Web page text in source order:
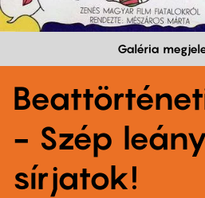
Galéria
- Szép
sírjatok!